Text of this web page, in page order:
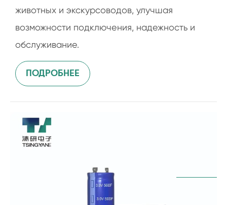
животных и экскурсоводов, улучшая
возможности подключения, надежность и
обслуживание.
ПОДРОБНЕЕ